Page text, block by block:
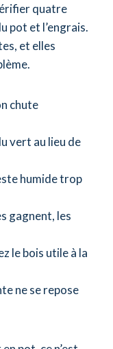
quatre
pot et l’engrais.
et elles
chute
vert au lieu de
humide trop
gagnent, les
le bois utile à la
ne se repose